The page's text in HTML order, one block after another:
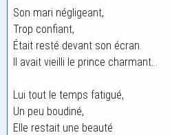
Son mari négligeant,
Trop confiant,
Était resté devant son écran.
Il avait vieilli le prince charmant…
Lui tout le temps fatigué,
Un peu boudiné,
Elle restait une beauté